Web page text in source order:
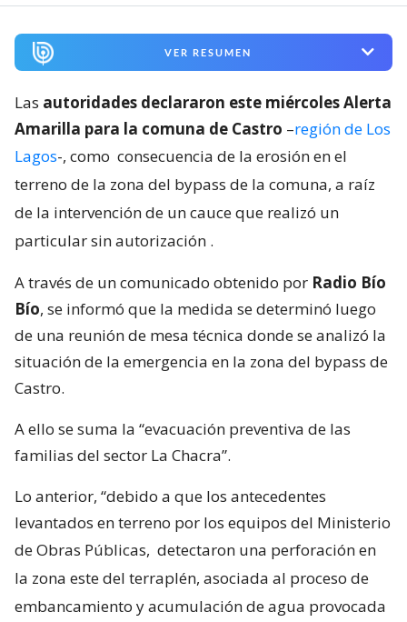
VER RESUMEN
Las autoridades declararon este miércoles Alerta
Amarilla para la comuna de Castro –región de Los
Lagos-, como consecuencia de la erosión en el
terreno de la zona del bypass de la comuna, a raíz
de la intervención de un cauce que realizó un
particular sin autorización .
A través de un comunicado obtenido por Radio Bío
Bío, se informó que la medida se determinó luego
de una reunión de mesa técnica donde se analizó la
situación de la emergencia en la zona del bypass de
Castro.
A ello se suma la “evacuación preventiva de las
familias del sector La Chacra”.
Lo anterior, “debido a que los antecedentes
levantados en terreno por los equipos del Ministerio
de Obras Públicas, detectaron una perforación en
la zona este del terraplén, asociada al proceso de
embancamiento y acumulación de agua provocada